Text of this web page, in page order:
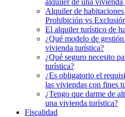
alquiler de una vivienda
Alquiler de
Prohibición vs
El alquiler turístico de
¿Qué modelo de
vivienda turística?
¿Qué seguro necesito
turística?
¿Es obligatorio el
las viviendas con fines
¿Tengo que darme de
una vivienda turística?
Fiscalidad